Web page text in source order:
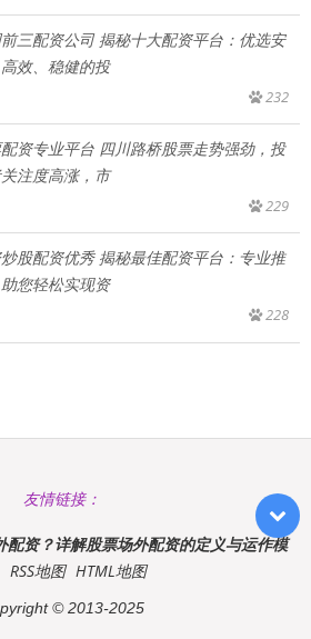
三配资公司 揭秘十大配资平台：优选安
效、稳健的投
232
资专业平台 四川路桥股票走势强劲，投
注度高涨，市
229
股配资优秀 揭秘最佳配资平台：专业推
您轻松实现资
228
友情链接：
配资？详解股票场外配资的定义与运作模
RSS地图 HTML地图
© 2013-2025